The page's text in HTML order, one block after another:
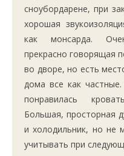
сноубордарене, при
хорошая
как монсарда.
прекрасно говорящая
во дворе, но есть
дома все как
понравилась
Большая, просторная
и холодильник, но не
учитывать при